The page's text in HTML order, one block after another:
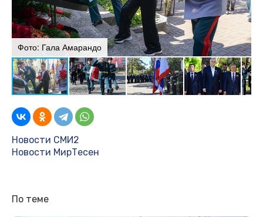
Фото: Гала Амарандо
Новости СМИ2
Новости МирТесен
По теме